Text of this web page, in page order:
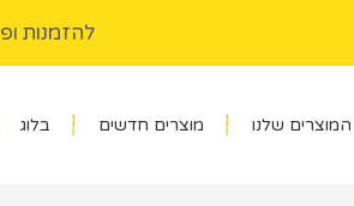
להזמנות ופרטים
המוצרים שלנו מוצרים חדשים בלוג